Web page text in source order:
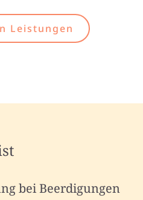
Leistungen
bei Beerdigungen